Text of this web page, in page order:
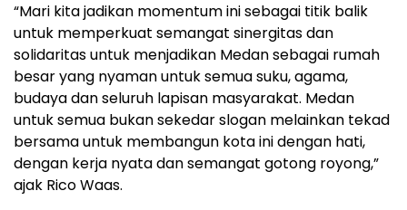
“Mari kita jadikan momentum ini sebagai titik balik
untuk memperkuat semangat sinergitas dan
solidaritas untuk menjadikan Medan sebagai rumah
besar yang nyaman untuk semua suku, agama,
budaya dan seluruh lapisan masyarakat. Medan
untuk semua bukan sekedar slogan melainkan tekad
bersama untuk membangun kota ini dengan hati,
dengan kerja nyata dan semangat gotong royong,”
ajak Rico Waas.